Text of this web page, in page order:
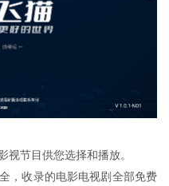
节目供您选择和播放。
，收录的电影电视剧全部免费